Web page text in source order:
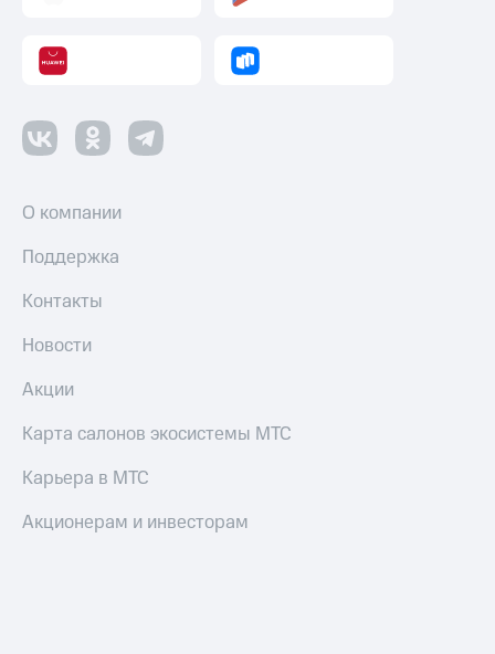
О компании
Поддержка
Контакты
Новости
Акции
Карта салонов экосистемы МТС
Карьера в МТС
Акционерам и инвесторам